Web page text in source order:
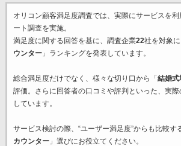
オリコン顧客満足度調査では、実際にサービスを利
ート調査を実施。
満足度に関する回答を基に、調査企業22社を対象に
ウンター」ランキングを発表しています。
総合満足度だけでなく、様々な切り口から「 結婚式
評価。さらに回答者の口コミや評判といった、実
しています。
サービス検討の際、“ユーザー満足度”からも比較す
カウンター」選びにお役立てください。